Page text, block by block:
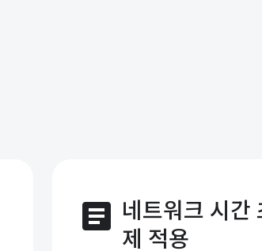
article 네트워크 시간
제 적용